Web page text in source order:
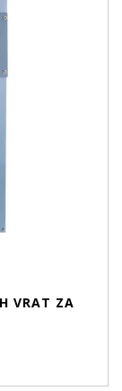
VRAT ZA